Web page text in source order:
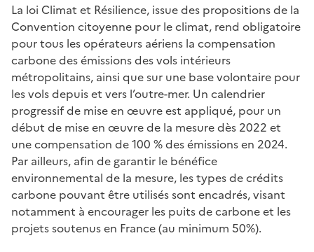
La loi Climat et Résilience, issue des propositions de la
Convention citoyenne pour le climat, rend obligatoire
pour tous les opérateurs aériens la compensation
carbone des émissions des vols intérieurs
métropolitains, ainsi que sur une base volontaire pour
les vols depuis et vers l’outre-mer. Un calendrier
progressif de mise en œuvre est appliqué, pour un
début de mise en œuvre de la mesure dès 2022 et
une compensation de 100 % des émissions en 2024.
Par ailleurs, afin de garantir le bénéfice
environnemental de la mesure, les types de crédits
carbone pouvant être utilisés sont encadrés, visant
notamment à encourager les puits de carbone et les
projets soutenus en France (au minimum 50%).